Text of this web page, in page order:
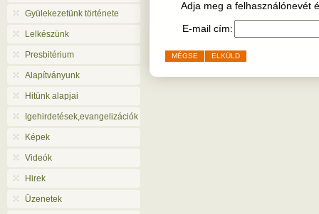
Gyülekezetünk története
Lelkészünk
Presbitérium
Alapítványunk
Hitünk alapjai
Igehirdetések,evangelizációk
Képek
Videók
Hirek
Üzenetek
Adja meg a felhasználónevét
E-mail cím:
MÉGSE ELKÜLD